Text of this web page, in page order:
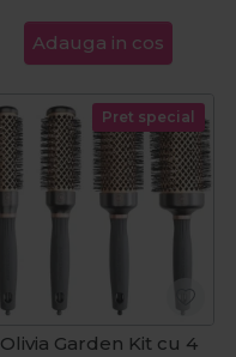
Adauga in cos
Pret special
Olivia Garden Kit cu 4